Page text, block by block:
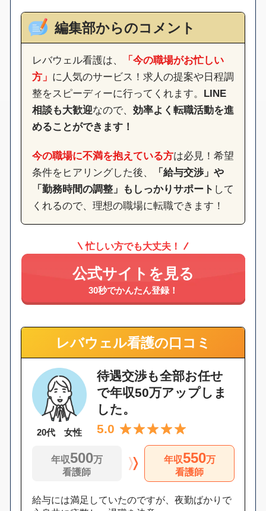
編集部からのコメント
レバウェル看護は、
「今の職場がお忙しい
方」 に人気のサービス！求人の提案や日程調
整をスピーディーに行ってくれます。 LINE
相談も大歓迎なので、 効率よく転職活動を進
めることができます！
今の職場に不満を抱えている方は必見！希望
条件をヒアリングした後、
「給与交渉」や
「勤務時間の調整」もしっかりサポート して
くれるので、理想の職場に転職できます！
忙しい方でも大丈夫！
公式サイトを見る
30秒でかんたん登録！
レバウェル看護の口コミ
20代 女性
待遇交渉も全部お任せ
で年収50万アップしま
した。
5.0
年収500万
看護師
年収550万
看護師
給与には満足していたのですが、夜勤ばかりで